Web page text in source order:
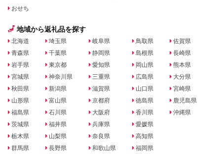
おせち
地域から返礼品を探す
北海道
青森県
岩手県
宮城県
秋田県
山形県
福島県
茨城県
栃木県
群馬県
埼玉県
千葉県
東京都
神奈川県
新潟県
富山県
石川県
福井県
山梨県
長野県
岐阜県
静岡県
愛知県
三重県
滋賀県
京都府
大阪府
兵庫県
奈良県
和歌山県
鳥取県
島根県
岡山県
広島県
山口県
徳島県
香川県
愛媛県
高知県
福岡県
佐賀県
長崎県
熊本県
大分県
宮崎県
鹿児島県
沖縄県